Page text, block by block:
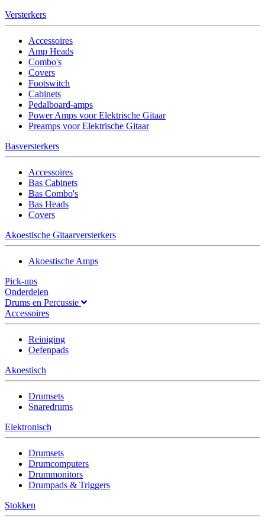
Versterkers
Accessoires
Amp Heads
Combo's
Covers
Footswitch
Cabinets
Pedalboard-amps
Power Amps voor Elektrische Gitaar
Preamps voor Elektrische Gitaar
Basversterkers
Accessoires
Bas Cabinets
Bas Combo's
Bas Heads
Covers
Akoestische Gitaarversterkers
Akoestische Amps
Pick-ups
Onderdelen
Drums en Percussie
Accessoires
Reiniging
Oefenpads
Akoestisch
Drumsets
Snaredrums
Elektronisch
Drumsets
Drumcomputers
Drummonitors
Drumpads & Triggers
Stokken